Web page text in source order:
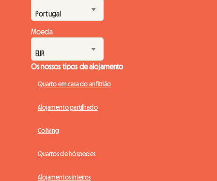
Moeda
Os nossos tipos de alojamento
Quarto em casa do anfitrião
Alojamento partilhado
Coliving
Quartos de hóspedes
Alojamentos inteiros